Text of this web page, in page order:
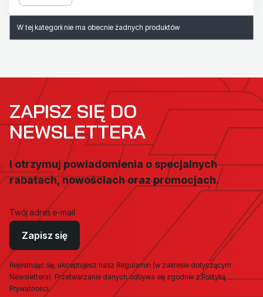
Lista produktów
W tej kategorii nie ma obecnie żadnych produktów
ZAPISZ SIĘ DO
NEWSLETTERA
I otrzymuj powiadomienia o specjalnych
rabatach, nowościach oraz promocjach.
Twój adres e-mail
Zapisz się
Rejestrując się, akceptujesz nasz Regulamin (w zakresie dotyczącym
Newslettera). Przetwarzanie danych odbywa się zgodnie z Polityką
Prywatności.